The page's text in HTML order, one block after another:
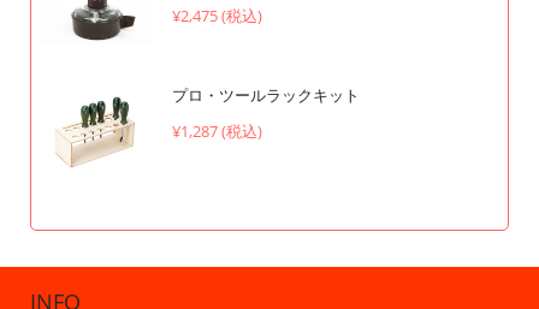
¥2,475 (税込)
プロ・ツールラックキット
¥1,287 (税込)
INFO